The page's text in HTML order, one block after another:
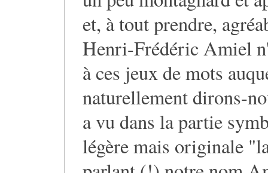
et, à tout prendre,
Henri-Frédéric Amiel
à ces jeux de mots
naturellement dirons-
a vu dans la partie
légère mais originale